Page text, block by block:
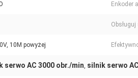
Enkoder
10M powyżej
serwo AC 3000 obr./min, silnik serwo